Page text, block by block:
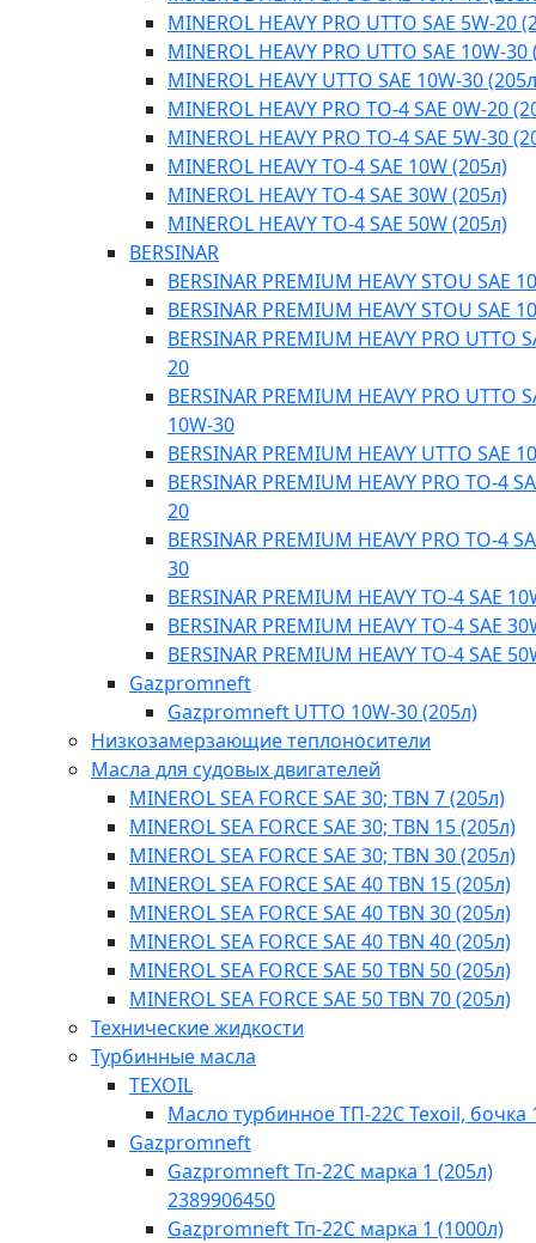
MINEROL HEAVY PRO UTTO SAE 5W-20
MINEROL HEAVY PRO UTTO SAE 10W-30
MINEROL HEAVY UTTO SAE 10W-30
MINEROL HEAVY PRO TO-4 SAE 0W-20
MINEROL HEAVY PRO TO-4 SAE 5W-30
MINEROL HEAVY TO-4 SAE 10W (205л)
MINEROL HEAVY TO-4 SAE 30W (205л)
MINEROL HEAVY TO-4 SAE 50W (205л)
BERSINAR
BERSINAR PREMIUM HEAVY STOU SAE
BERSINAR PREMIUM HEAVY STOU SAE
BERSINAR PREMIUM HEAVY PRO UTTO
20
BERSINAR PREMIUM HEAVY PRO UTTO
10W-30
BERSINAR PREMIUM HEAVY UTTO SAE
BERSINAR PREMIUM HEAVY PRO TO-4
20
BERSINAR PREMIUM HEAVY PRO TO-4
30
BERSINAR PREMIUM HEAVY TO-4 SAE
BERSINAR PREMIUM HEAVY TO-4 SAE
BERSINAR PREMIUM HEAVY TO-4 SAE
Gazpromneft
Gazpromneft UTTO 10W-30 (205л)
Низкозамерзающие теплоносители
Масла для судовых двигателей
MINEROL SEA FORCE SAE 30; TBN 7 (205л)
MINEROL SEA FORCE SAE 30; TBN 15 (205л)
MINEROL SEA FORCE SAE 30; TBN 30 (205л)
MINEROL SEA FORCE SAE 40 TBN 15 (205л)
MINEROL SEA FORCE SAE 40 TBN 30 (205л)
MINEROL SEA FORCE SAE 40 TBN 40​ (205л)
MINEROL SEA FORCE SAE 50 TBN 50 (205л)
MINEROL SEA FORCE SAE 50 TBN 70 (205л)
Технические жидкости
Турбинные масла
TEXOIL
Масло турбинное ТП-22С Texoil, бочка
Gazpromneft
Gazpromneft Тп-22С марка 1 (205л)
2389906450
Gazpromneft Тп-22С марка 1 (1000л)